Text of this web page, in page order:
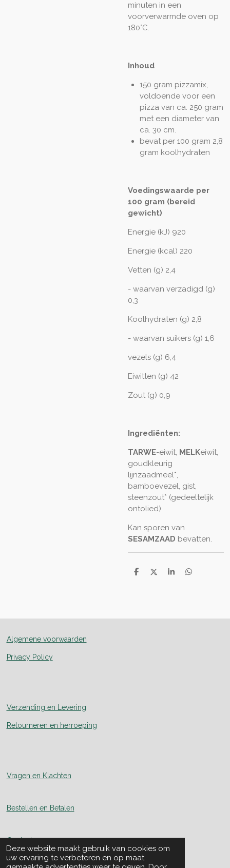
Deze website maakt gebruik van cookies om
uw ervaring te verbeteren en op maat
minuten in een
voorverwarmde oven op
180°C.
Inhoud
150 gram pizzamix,
voldoende voor een
pizza van ca. 250 gram
met een diameter van
ca. 30 cm.
bevat per 100 gram 2,8
gram koolhydraten
Voedingswaarde per
100 gram (bereid
gewicht)
Energie (kJ) 920
Energie (kcal) 220
Vetten (g) 2,4
- waarvan verzadigd (g)
0,3
Koolhydraten (g) 2,8
- waarvan suikers (g) 1,6
vezels (g) 6,4
Eiwitten (g) 42
Zout (g) 0,9
Ingrediënten:
TARWE-eiwit, MELKeiwit,
goudkleurig
lijnzaadmeel*,
bamboevezel, gist,
steenzout* (gedeeltelijk
ontolied)
Kan sporen van
SESAMZAAD bevatten.
D
D
S
D
Algemene voorwaarden
Privacy Policy
Verzending en Levering
Retourneren en herroeping
Vragen en Klachten
Bestellen en Betalen
Contact